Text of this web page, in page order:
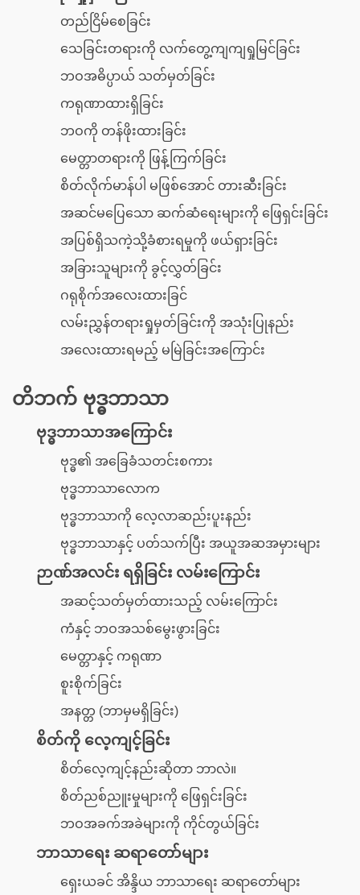
တည်ငြိမ်စေခြင်း
သေခြင်းတရားကို လက်တွေ့ကျကျရှုမြင်ခြင်း
ဘဝအဓိပ္ပာယ် သတ်မှတ်ခြင်း
ကရုဏာထားရှိခြင်း
ဘဝကို တန်ဖိုးထားခြင်း
မေတ္တာတရားကို ဖြန့်ကြက်ခြင်း
စိတ်လိုက်မာန်ပါ မဖြစ်အောင် တားဆီးခြင်း
အဆင်မပြေသော ဆက်ဆံရေးများကို ဖြေရှင်းခြင်း
အပြစ်ရှိသကဲ့သို့ခံစားရမှုကို ဖယ်ရှားခြင်း
အခြားသူများကို ခွင့်လွှတ်ခြင်း
ဂရုစိုက်အလေးထားခြင်
လမ်းညွှန်တရားရှုမှတ်ခြင်းကို အသုံးပြုနည်း
အလေးထားရမည့် မမြဲခြင်းအကြောင်း
တိဘက် ဗုဒ္ဓဘာသာ
ဗုဒ္ဓဘာသာအကြောင်း
ဗုဒ္ဓ၏ အခြေခံသတင်းစကား
ဗုဒ္ဓဘာသာလောက
ဗုဒ္ဓဘာသာကို လေ့လာဆည်းပူးနည်း
ဗုဒ္ဓဘာသာနှင့် ပတ်သက်ပြီး အယူအဆအမှားများ
ဉာဏ်အလင်း ရရှိခြင်း လမ်းကြောင်း
အဆင့်သတ်မှတ်ထားသည့် လမ်းကြောင်း
ကံနှင့် ဘဝအသစ်မွေးဖွားခြင်း
မေတ္တာနှင့် ကရုဏာ
စူးစိုက်ခြင်း
အနတ္တ (ဘာမှမရှိခြင်း)
စိတ်ကို လေ့ကျင့်ခြင်း
စိတ်လေ့ကျင့်နည်းဆိုတာ ဘာလဲ။
စိတ်ညစ်ညူးမှုများကို ဖြေရှင်းခြင်း
ဘဝအခက်အခဲများကို ကိုင်တွယ်ခြင်း
ဘာသာရေး ဆရာတော်များ
ရှေးယခင် အိန္ဒိယ ဘာသာရေး ဆရာတော်များ